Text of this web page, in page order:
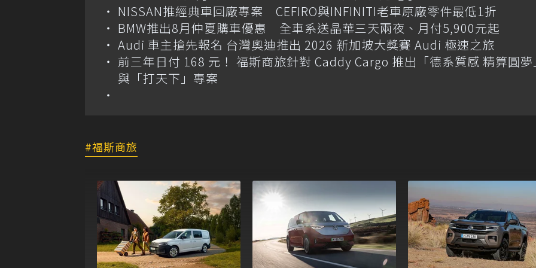
NISSAN推經典車回廠專案 CEFIRO與INFINITI老車原廠零件最低1折
BMW推出8月仲夏購車優惠 全車系送晶華三天兩夜、月付5,900元起
Audi 車主搶先報名 台灣奧迪推出 2026 新加坡大獎賽 Audi 極速之旅
前三年日付 168 元！ 福斯商旅針對 Caddy Cargo 推出「德系質感 精算圓
與「打天下」專案
福斯商旅